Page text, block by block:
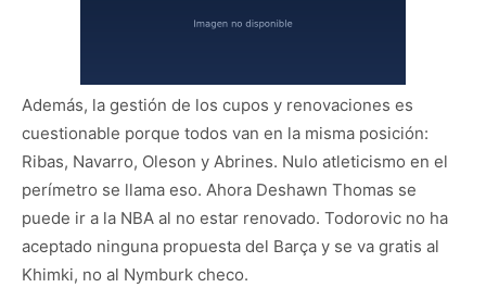
Además, la gestión de los cupos y renovaciones es
cuestionable porque todos van en la misma posición:
Ribas, Navarro, Oleson y Abrines. Nulo atleticismo en el
perímetro se llama eso. Ahora Deshawn Thomas se
puede ir a la NBA al no estar renovado. Todorovic no ha
aceptado ninguna propuesta del Barça y se va gratis al
Khimki, no al Nymburk checo.